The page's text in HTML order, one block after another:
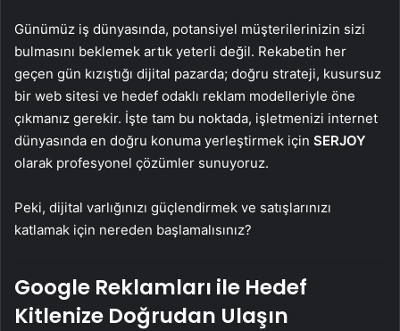
Günümüz iş dünyasında, potansiyel müşterilerinizin sizi
bulmasını beklemek artık yeterli değil. Rekabetin her
geçen gün kızıştığı dijital pazarda; doğru strateji, kusursuz
bir web sitesi ve hedef odaklı reklam modelleriyle öne
çıkmanız gerekir. İşte tam bu noktada, işletmenizi internet
dünyasında en doğru konuma yerleştirmek için SERJOY
olarak profesyonel çözümler sunuyoruz.
Peki, dijital varlığınızı güçlendirmek ve satışlarınızı
katlamak için nereden başlamalısınız?
Google Reklamları ile Hedef
Kitlenize Doğrudan Ulaşın